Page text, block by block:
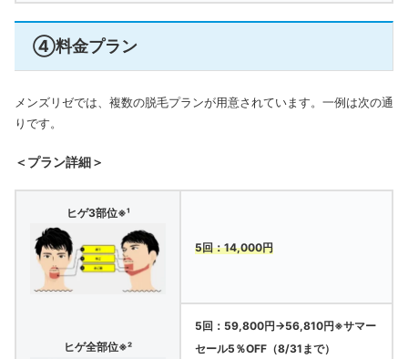
④料金プラン
メンズリゼでは、複数の脱毛プランが用意されています。一例は次の通
りです。
＜プラン詳細＞
ヒゲ3部位※¹
5回：14,000円
ヒゲ全部位※²
5回：59,800円→56,810円※サマー
セール5％OFF（8/31まで）